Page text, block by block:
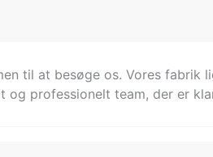
til at besøge os. Vores fabrik
og professionelt team, der er